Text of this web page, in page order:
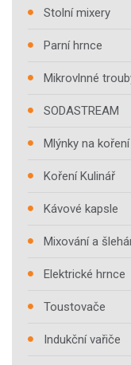
Stolní mixery
Parní hrnce
Mikrovlnné
SODASTREAM
Mlýnky na koření
Koření Kulinář
Kávové kapsle
Mixování a
Elektrické hrnce
Toustovače
Indukční vařiče